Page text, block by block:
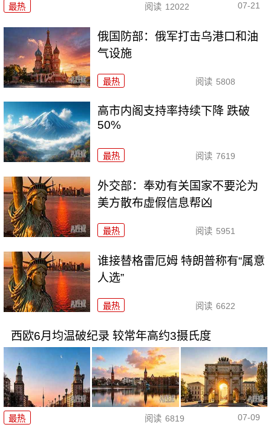
最热 阅读 12022 07-21
俄国防部：俄军打击乌港口和油
气设施
最热 阅读 5808
高市内阁支持率持续下降 跌破
50%
最热 阅读 7619
外交部：奉劝有关国家不要沦为
美方散布虚假信息帮凶
最热 阅读 5951
谁接替格雷厄姆 特朗普称有“属意
人选”
最热 阅读 6622
西欧6月均温破纪录 较常年高约3摄氏度
最热 阅读 6819 07-09